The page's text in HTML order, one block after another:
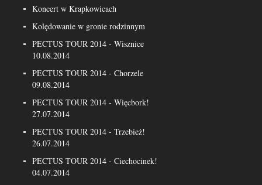
Koncert w Krapkowicach
Kolędowanie w gronie rodzinnym
PECTUS TOUR 2014 - Wisznice
10.08.2014
PECTUS TOUR 2014 - Chorzele
09.08.2014
PECTUS TOUR 2014 - Więcbork!
27.07.2014
PECTUS TOUR 2014 - Trzebież!
26.07.2014
PECTUS TOUR 2014 - Ciechocinek!
04.07.2014